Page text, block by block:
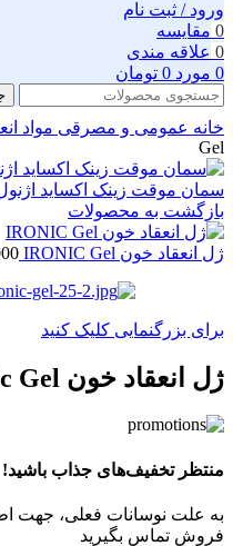
ورود / ثبت نام
0 مقايسه
0 علاقه مندی
0 مورد 0 تومان
خانه عمومی و مصرقی مواد
Gel
سمان موقت زینک اکساید
بازگشت به محصولات
ژل انعقاد خون IRONIC Gel
برای بزرگنمایی کلیک کنید
ژل انعقاد خون Hemonic Gel
منتظر تخفیف‌های جذاب باشید!
به علت نوسانات فعلی، جهت
فروش تماس بگیرید